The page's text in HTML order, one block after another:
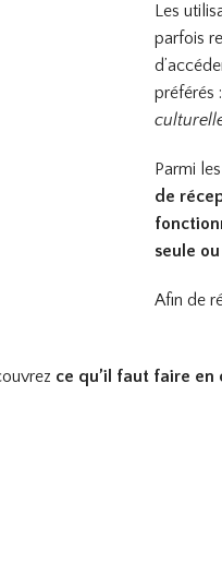
Les
parfois
préférés
Parmi
de
seule
Afin de
ce qu’il faut faire